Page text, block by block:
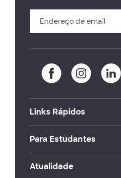
Links Rápidos
Para Estudantes
Atualidade